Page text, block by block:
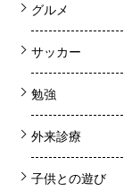
グルメ
サッカー
勉強
外来診療
子供との遊び